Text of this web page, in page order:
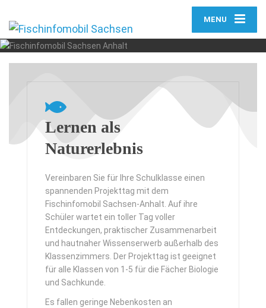
MENU
Werde zum Gewässer-
Detektiv
Lernen als
Naturerlebnis
Vereinbaren Sie für Ihre Schulklasse einen
spannenden Projekttag mit dem
Fischinfomobil Sachsen-Anhalt. Auf ihre
Schüler wartet ein toller Tag voller
Entdeckungen, praktischer Zusammenarbeit
und hautnaher Wissenserwerb außerhalb des
Klassenzimmers. Der Projekttag ist geeignet
für alle Klassen von 1-5 für die Fächer Biologie
und Sachkunde.
Es fallen geringe Nebenkosten an